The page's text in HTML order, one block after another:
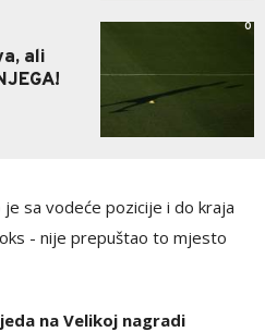
ali
0
sa vodeće pozicije i do kraja
- nije prepuštao to mjesto
na Velikoj nagradi